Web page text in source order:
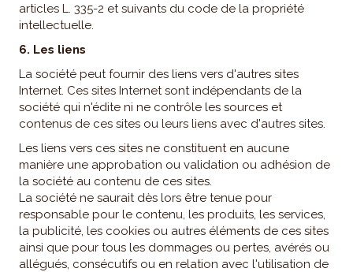
articles L. 335-2 et suivants du code de la propriété
intellectuelle.
6. Les liens
La société peut fournir des liens vers d'autres sites
Internet. Ces sites Internet sont indépendants de la
société qui n'édite ni ne contrôle les sources et
contenus de ces sites ou leurs liens avec d'autres sites.
Les liens vers ces sites ne constituent en aucune
manière une approbation ou validation ou adhésion de
la société au contenu de ces sites.
La société ne saurait dès lors être tenue pour
responsable pour le contenu, les produits, les services,
la publicité, les cookies ou autres éléments de ces sites
ainsi que pour tous les dommages ou pertes, avérés ou
allégués, consécutifs ou en relation avec l'utilisation de